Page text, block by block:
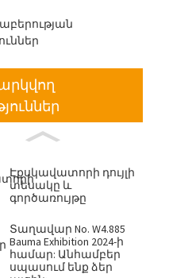
Էքսկավատորի դույլի
տեսակը և
գործառույթը
Տաղավար No. W4.885
Bauma Exhibition 2024-ի
համար: Անհամբեր
սպասում ենք ձեր